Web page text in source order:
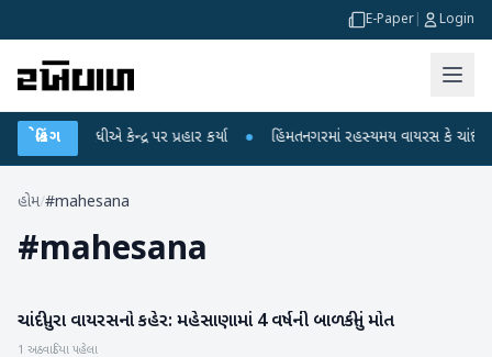
E-Paper Login
બ્રેકિંગ
રાહુલ ગાંધીએ કેન્દ્ર પર પ્રહાર કર્યા ● હિંમતનગરમાં રહસ્યમય વાયરસ કે ચાંદીપુરા?
હોમ/#mahesana
#mahesana
મહેસાણા
ચાંદીપુરા વાયરસનો કહેર: મહેસાણામાં 4 વર્ષની બાળકીનું મોત
1 અઠવાડિયા પહેલા